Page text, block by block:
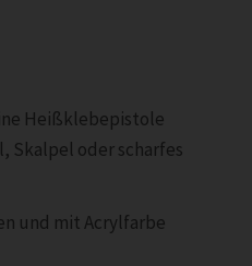
Heißklebepistole
Skalpel oder scharfes
und mit Acrylfarbe